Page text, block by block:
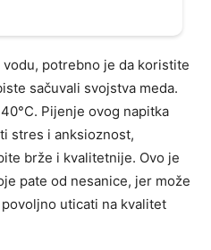
potrebno je da koristite
sačuvali svojstva meda.
Pijenje ovog napitka
stres i anksioznost,
brže i kvalitetnije. Ovo je
pate od nesanice, jer može
uticati na kvalitet